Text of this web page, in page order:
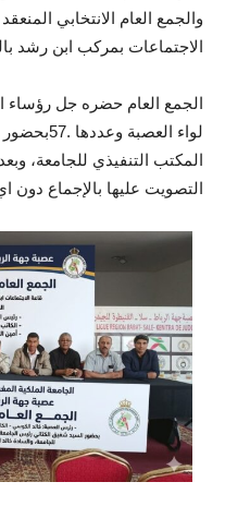
والجمع العام الانتخابي
الاجتماعات بمركب ابن رشد
الجمع العام حضره جل رؤساء
لواء
المكتب التنفيذي للجامعة، وبعد
التصويت عليها بالإجماع دون